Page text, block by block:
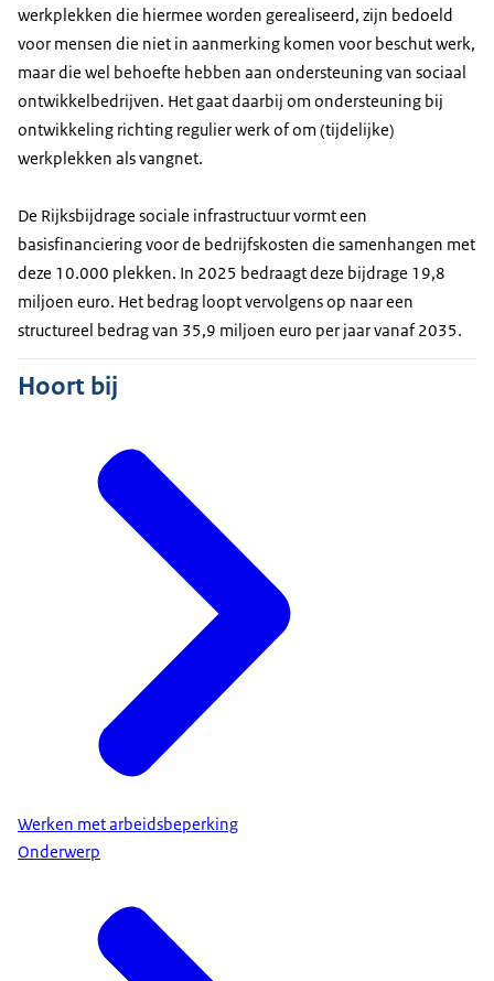
werkplekken die hiermee worden gerealiseerd, zijn bedoeld
voor mensen die niet in aanmerking komen voor beschut werk,
maar die wel behoefte hebben aan ondersteuning van sociaal
ontwikkelbedrijven. Het gaat daarbij om ondersteuning bij
ontwikkeling richting regulier werk of om (tijdelijke)
werkplekken als vangnet.
De Rijksbijdrage sociale infrastructuur vormt een
basisfinanciering voor de bedrijfskosten die samenhangen met
deze 10.000 plekken. In 2025 bedraagt deze bijdrage 19,8
miljoen euro. Het bedrag loopt vervolgens op naar een
structureel bedrag van 35,9 miljoen euro per jaar vanaf 2035.
Hoort bij
Werken met arbeidsbeperking
Onderwerp